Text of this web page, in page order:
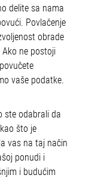
delite sa nama
Povlačenje
obrade
ne postoji
vaše podatke.
ste odabrali da
što je
vas na taj način
ponudi i
i budućim